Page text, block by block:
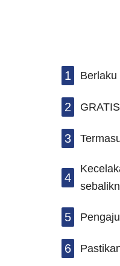
1
2
3
4
5
6